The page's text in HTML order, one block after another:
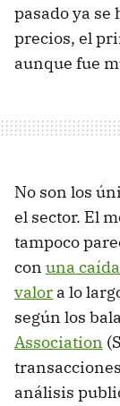
pasado ya se
precios, el
aunque fue
No son los
el sector. El
tampoco
con una
valor a lo
según los
Association
análisis